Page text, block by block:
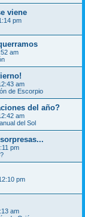
viene
pm
am
am
de Escorpio
del año?
am
del Sol
pm
pm
am